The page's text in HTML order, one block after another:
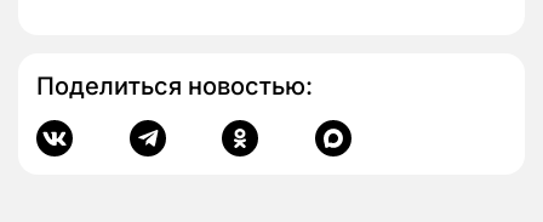
Поделиться новостью: